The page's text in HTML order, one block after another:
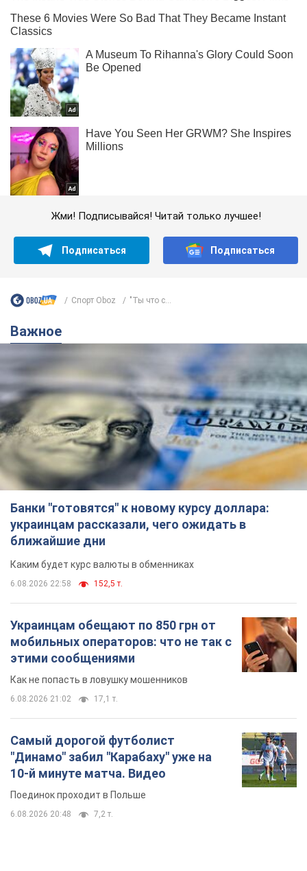
Жми! Подписывайся! Читай только лучшее!
Подписаться Подписаться
Спорт Oboz "Ты что с...
Важное
Банки "готовятся" к новому курсу доллара:
украинцам рассказали, чего ожидать в
ближайшие дни
Каким будет курс валюты в обменниках
6.08.2026 22:58 152,5 т.
Украинцам обещают по 850 грн от
мобильных операторов: что не так с
этими сообщениями
Как не попасть в ловушку мошенников
6.08.2026 21:02 17,1 т.
Самый дорогой футболист
"Динамо" забил "Карабаху" уже на
10-й минуте матча. Видео
Поединок проходит в Польше
6.08.2026 20:48 7,2 т.